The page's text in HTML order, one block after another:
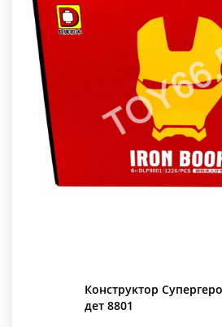
Конструктор
дет 8801